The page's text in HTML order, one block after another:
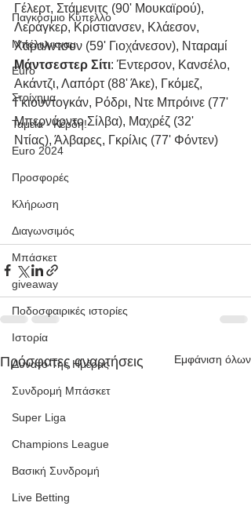
Παγκόσμιο Κύπελλο
Μπέλινγκχαμ
Euro
Στοίχημα
Ταμεία - Κέρδη!
Euro 2024
Προσφορές
Κλήρωση
Διαγωνσιμός
Μπάσκετ
giveaway
Ποδοσφαιρικές ιστορίες
Ιστορία
Δυνατό Της Ημέρας
Συνδρομή Μπάσκετ
Super Liga
Champions League
Βασική Συνδρομή
Live Betting
Γέλερτ, Στάμενιτς (90' Μουκαϊρού),
Λεράγκερ, Κρίστιανσεν, Κλάεσον,
Χάραλντσον (59' Γιοχάνεσον), Νταραμί
Μάντσεστερ Σίτι: Έντερσον, Κανσέλο,
Ακάντζι, Λαπόρτ (88' Άκε), Γκόμεζ,
Γκιουντογκάν, Ρόδρι, Ντε Μπρόινε (77'
Μπερνάρντο Σίλβα), Μαχρέζ (32'
Ντίας), Άλβαρες, Γκρίλις (77' Φόντεν)
Πρόσφατες αναρτήσεις Εμφάνιση όλων